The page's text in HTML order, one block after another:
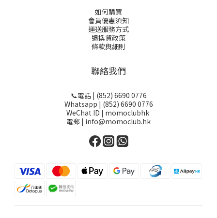
如何購買
會員優惠須知
運送服務方式
退換貨政策
條款與細則
聯絡我們
📞電話 | (852) 6690 0776
Whatsapp | (852) 6690 0776
WeChat ID | momoclubhk
電郵 | info@momoclub.hk